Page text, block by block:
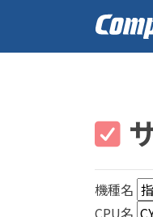
機種名
CPU名